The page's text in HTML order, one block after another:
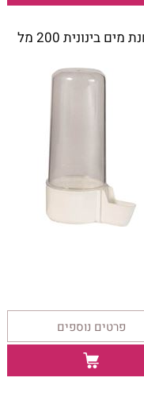
מים בינונית 200 מל
פרטים נוספים